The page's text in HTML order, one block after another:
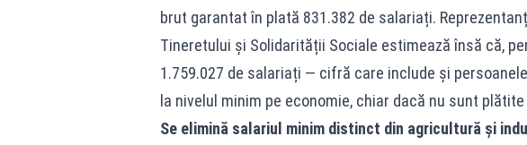
brut garantat în plată 831.382 de salariați.
Tineretului și Solidarității Sociale estimează însă că,
1.759.027 de salariați — cifră care include și
la nivelul minim pe economie, chiar dacă nu sunt
Se elimină salariul minim distinct din agricultură și